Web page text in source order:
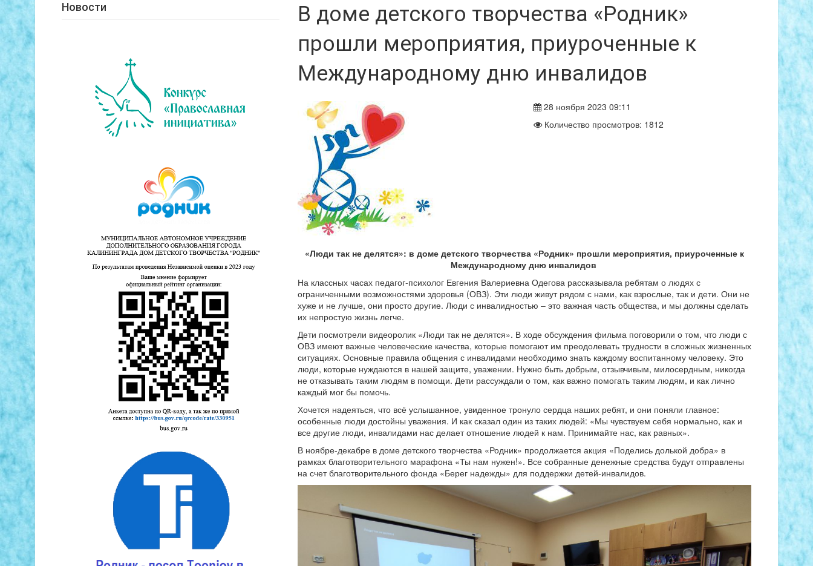
Новости
В доме детского творчества «Родник»
прошли мероприятия, приуроченные к
Международному дню инвалидов
28 ноября 2023 09:11
Количество просмотров: 1812
«Люди так не делятся»: в доме детского творчества «Родник» прошли мероприятия, приуроченные к
Международному дню инвалидов
На классных часах педагог-психолог Евгения Валериевна Одегова рассказывала ребятам о людях с
ограниченными возможностями здоровья (ОВЗ). Эти люди живут рядом с нами, как взрослые, так и дети. Они не
хуже и не лучше, они просто другие. Люди с инвалидностью – это важная часть общества, и мы должны сделать
их непростую жизнь легче.
Дети посмотрели видеоролик «Люди так не делятся». В ходе обсуждения фильма поговорили о том, что люди с
ОВЗ имеют важные человеческие качества, которые помогают им преодолевать трудности в сложных жизненных
ситуациях. Основные правила общения с инвалидами необходимо знать каждому воспитанному человеку. Это
люди, которые нуждаются в нашей защите, уважении. Нужно быть добрым, отзывчивым, милосердным, никогда
не отказывать таким людям в помощи. Дети рассуждали о том, как важно помогать таким людям, и как лично
каждый мог бы помочь.
Хочется надеяться, что всё услышанное, увиденное тронуло сердца наших ребят, и они поняли главное:
особенные люди достойны уважения. И как сказал один из таких людей: «Мы чувствуем себя нормально, как и
все другие люди, инвалидами нас делает отношение людей к нам. Принимайте нас, как равных».
В ноябре-декабре в доме детского творчества «Родник» продолжается акция «Поделись долькой добра» в
рамках благотворительного марафона «Ты нам нужен!». Все собранные денежные средства будут отправлены
на счет благотворительного фонда «Берег надежды» для поддержки детей-инвалидов.